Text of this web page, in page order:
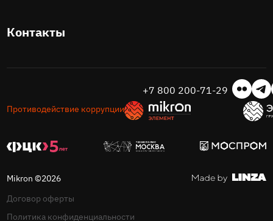
Контакты
Противодействие коррупции
+7 800 200-71-29
Mikron ©2026
Договор оферты
Политика конфиденциальности